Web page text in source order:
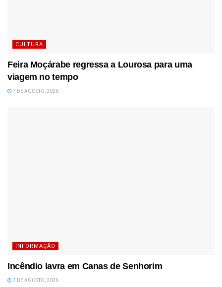
CULTURA
Feira Moçárabe regressa a Lourosa para uma
viagem no tempo
7 DE AGOSTO, 2026
INFORMAÇÃO
Incêndio lavra em Canas de Senhorim
7 DE AGOSTO, 2026